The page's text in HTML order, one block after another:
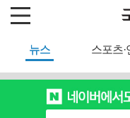
뉴스 스포츠·